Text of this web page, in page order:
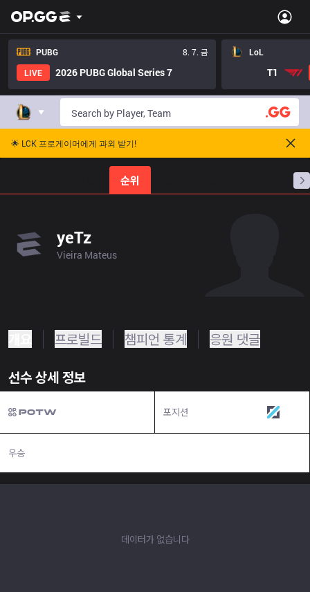
PUBG
8. 7. 금
LIVE
2026 PUBG Global Series 7
LoL
T1
🌟 LCK 프로게이머에게 과외 받기!
순위 프로빌
yeTz
Vieira Mateus
프로빌드 챔피언 통계 응원 댓글
선수 상세 정보
포지션
우승
데이터가 없습니다